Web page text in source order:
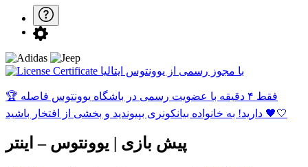
با مجوز رسمی از یوونتوس ایتالیا
🏆 فقط ۴ دقیقه با عضویت رسمی در باشگاه یوونتوس فاصله
دارید! به خانواده بیانکونری بپیوندید و بخشی از افتخار باشید 🖤🤍
پیش بازی | یوونتوس – اینتر